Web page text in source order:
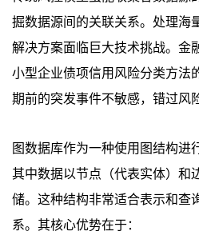
掘数据源间的关联关系。处理海
解决方案面临巨大技术挑战。金
小型企业债项信用风险分类方法
期前的突发事件不敏感，错过风
图数据库作为一种使用图结构进
其中数据以节点（代表实体）和
储。这种结构非常适合表示和查
系。其核心优势在于：